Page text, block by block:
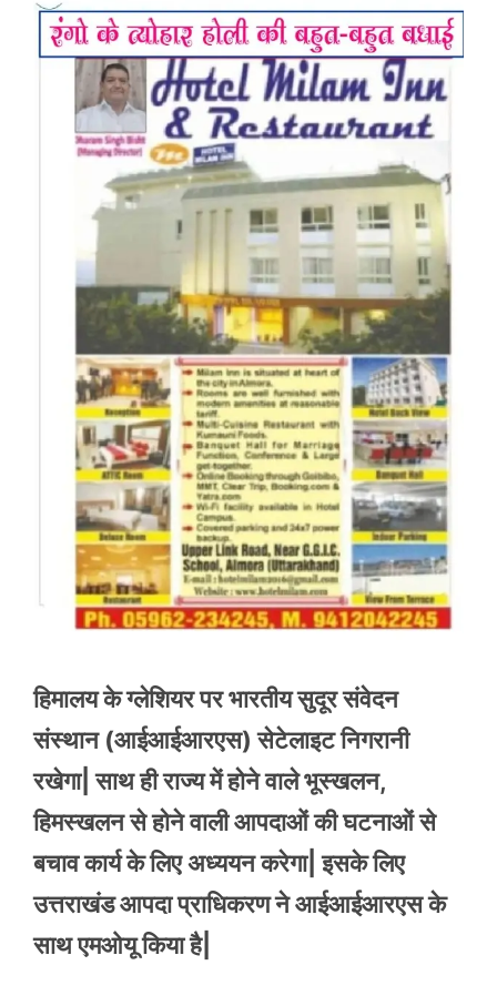
हिमालय के ग्लेशियर पर भारतीय सुदूर संवेदन
संस्थान (आईआईआरएस) सेटेलाइट निगरानी
रखेगा| साथ ही राज्य में होने वाले भूस्खलन,
हिमस्खलन से होने वाली आपदाओं की घटनाओं से
बचाव कार्य के लिए अध्ययन करेगा| इसके लिए
उत्तराखंड आपदा प्राधिकरण ने आईआईआरएस के
साथ एमओयू किया है|